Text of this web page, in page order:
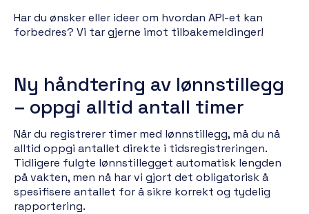
Har du ønsker eller ideer om hvordan API-et kan
forbedres? Vi tar gjerne imot tilbakemeldinger!
Ny håndtering av lønnstillegg
– oppgi alltid antall timer
Når du registrerer timer med lønnstillegg, må du nå
alltid oppgi antallet direkte i tidsregistreringen.
Tidligere fulgte lønnstillegget automatisk lengden
på vakten, men nå har vi gjort det obligatorisk å
spesifisere antallet for å sikre korrekt og tydelig
rapportering.